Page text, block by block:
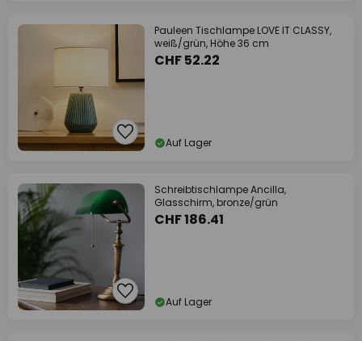
Pauleen Tischlampe LOVE IT CLASSY,
weiß/grün, Höhe 36 cm
CHF 52.22
Auf Lager
Schreibtischlampe Ancilla,
Glasschirm, bronze/grün
CHF 186.41
Auf Lager